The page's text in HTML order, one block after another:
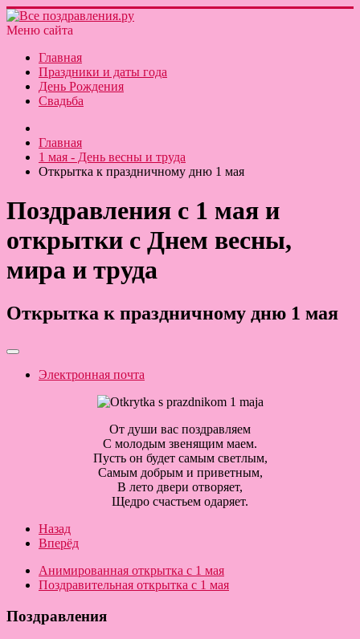
Меню сайта
Главная
Праздники и даты года
День Рождения
Свадьба
Главная
1 мая - День весны и труда
Открытка к праздничному дню 1 мая
Поздравления с 1 мая и
открытки с Днем весны,
мира и труда
Открытка к праздничному дню 1 мая
Электронная почта
От души вас поздравляем
С молодым звенящим маем.
Пусть он будет самым светлым,
Самым добрым и приветным,
В лето двери отворяет,
Щедро счастьем одаряет.
Назад
Вперёд
Анимированная открытка с 1 мая
Поздравительная открытка с 1 мая
Поздравления